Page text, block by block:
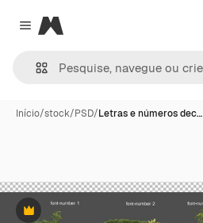
Close menu
Magnific
Início/stock/PSD/Letras e números dec…
Premium